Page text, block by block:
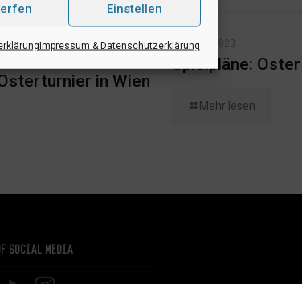
Einstellen
Impressum & Datenschutzerklärung
in Wien
28. März 2023
Spielpläne:
Mehr lesen
Social Media